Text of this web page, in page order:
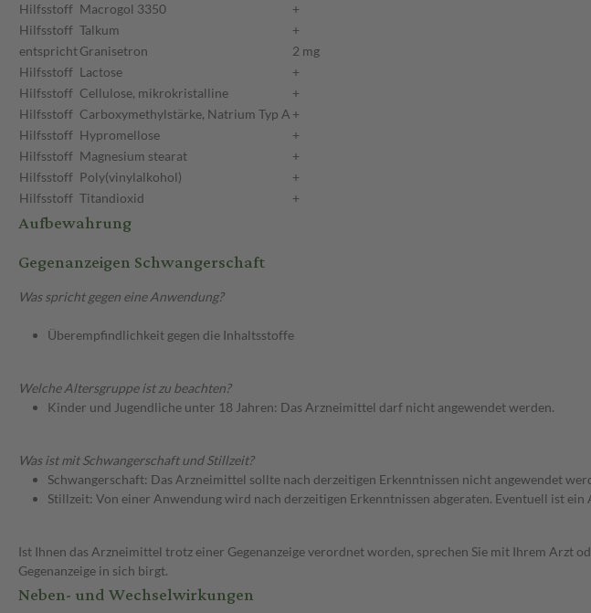
Hilfsstoff Macrogol 3350
+
Hilfsstoff Talkum
+
entsprichtGranisetron
2 mg
Hilfsstoff Lactose
+
Hilfsstoff Cellulose, mikrokristalline
+
Hilfsstoff Carboxymethylstärke, Natrium Typ A +
Hilfsstoff Hypromellose
+
Hilfsstoff Magnesium stearat
+
Hilfsstoff Poly(vinylalkohol)
+
Hilfsstoff Titandioxid +
Aufbewahrung
Gegenanzeigen Schwangerschaft
Was spricht gegen eine Anwendung?
Überempfindlichkeit gegen die Inhaltsstoffe
Welche Altersgruppe ist zu beachten?
Kinder und Jugendliche unter 18 Jahren: Das Arzneimittel darf nicht angewendet werden.
Was ist mit Schwangerschaft und Stillzeit?
Schwangerschaft: Das Arzneimittel sollte nach derzeitigen Erkenntnissen nicht angewendet
Stillzeit: Von einer Anwendung wird nach derzeitigen Erkenntnissen abgeraten. Eventuell ist ein
Ist Ihnen das Arzneimittel trotz einer Gegenanzeige verordnet worden, sprechen Sie mit Ihrem Arzt
Gegenanzeige in sich birgt.
Neben- und Wechselwirkungen